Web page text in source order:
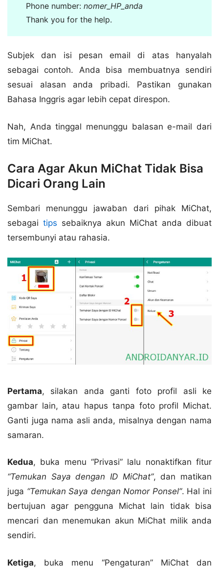
Phone number: nomer_HP_anda
Thank you for the help.
Subjek dan isi pesan email di atas hanyalah
sebagai contoh. Anda bisa membuatnya sendiri
sesuai alasan anda pribadi. Pastikan gunakan
Bahasa Inggris agar lebih cepat direspon.
Nah, Anda tinggal menunggu balasan e-mail dari
tim MiChat.
Cara Agar Akun MiChat Tidak Bisa
Dicari Orang Lain
Sembari menunggu jawaban dari pihak MiChat,
sebagai tips sebaiknya akun MiChat anda dibuat
tersembunyi atau rahasia.
Pertama, silakan anda ganti foto profil asli ke
gambar lain, atau hapus tanpa foto profil Michat.
Ganti juga nama asli anda, misalnya dengan nama
samaran.
Kedua, buka menu “Privasi” lalu nonaktifkan fitur
“Temukan Saya dengan ID MiChat”, dan matikan
juga “Temukan Saya dengan Nomor Ponsel”. Hal ini
bertujuan agar pengguna Michat lain tidak bisa
mencari dan menemukan akun MiChat milik anda
sendiri.
Ketiga, buka menu “Pengaturan” MiChat dan